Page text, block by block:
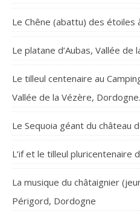
Le Chêne (abattu) des étoiles
Le platane d’Aubas, Vallée de
Le tilleul centenaire au
Vallée de la Vézère, Dordogne.
Le Sequoia géant du château
L’if et le tilleul pluricentenaire
La musique du châtaignier
Périgord, Dordogne